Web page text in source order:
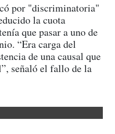
por "discriminatoria"
la cuota
que pasar a uno de
“Era carga del
de una causal que
señaló el fallo de la